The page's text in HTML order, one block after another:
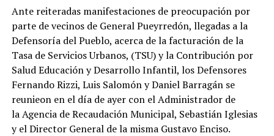
Ante reiteradas manifestaciones de preocupación por
parte de vecinos de General Pueyrredón, llegadas a la
Defensoría del Pueblo, acerca de la facturación de la
Tasa de Servicios Urbanos, (TSU) y la Contribución por
Salud Educación y Desarrollo Infantil, los Defensores
Fernando Rizzi, Luis Salomón y Daniel Barragán se
reunieon en el día de ayer con el Administrador de
la Agencia de Recaudación Municipal, Sebastián Iglesias
y el Director General de la misma Gustavo Enciso.